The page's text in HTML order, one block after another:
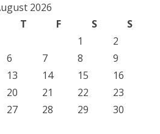
2026
T F S
S
1
2
6 7 8
9
13 14 15
16
20 21 22
23
27 28 29
30